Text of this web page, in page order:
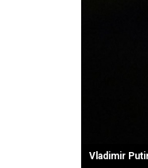
Vladimir